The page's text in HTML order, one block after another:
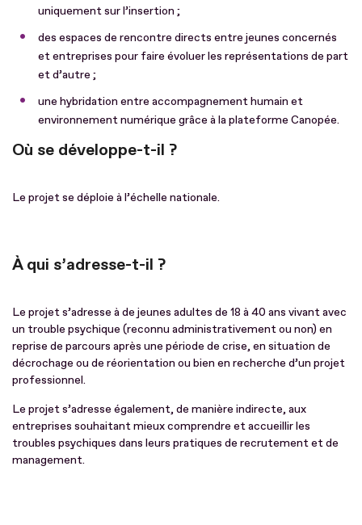
uniquement sur l’insertion ;
des espaces de rencontre directs entre jeunes concernés
et entreprises pour faire évoluer les représentations de part
et d’autre ;
une hybridation entre accompagnement humain et
environnement numérique grâce à la plateforme Canopée.
Où se développe-t-il ?
Le projet se déploie à l’échelle nationale.
À qui s’adresse-t-il ?
Le projet s’adresse à de jeunes adultes de 18 à 40 ans vivant avec
un trouble psychique (reconnu administrativement ou non) en
reprise de parcours après une période de crise, en situation de
décrochage ou de réorientation ou bien en recherche d’un projet
professionnel.
Le projet s’adresse également, de manière indirecte, aux
entreprises souhaitant mieux comprendre et accueillir les
troubles psychiques dans leurs pratiques de recrutement et de
management.